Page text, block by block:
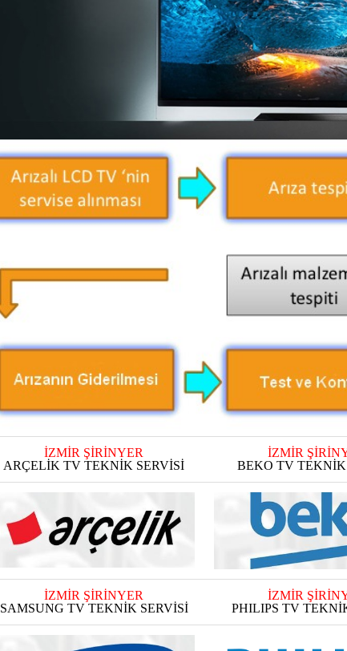
İZMİR ŞİRİNYER
ARÇELİK TV TEKNİK SERVİSİ
İZMİR
BEKO TV TEKNİK
İZMİR ŞİRİNYER
SAMSUNG TV TEKNİK SERVİSİ
İZMİR
PHILIPS TV